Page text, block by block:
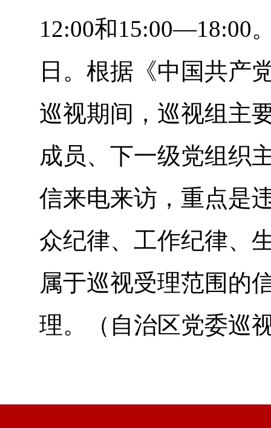
12:00和15:00—18:00
日。根据《中国共产
巡视期间，巡视组主
成员、下一级党组织
信来电来访，重点是
众纪律、工作纪律、
属于巡视受理范围的
理。（自治区党委巡